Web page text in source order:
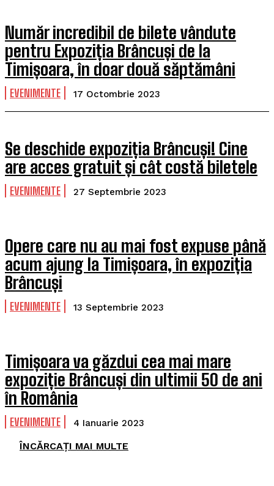
Număr incredibil de bilete vândute
pentru Expoziția Brâncuși de la
Timișoara, în doar două săptămâni
EVENIMENTE 17 Octombrie 2023
Se deschide expoziția Brâncuși! Cine
are acces gratuit și cât costă biletele
EVENIMENTE 27 Septembrie 2023
Opere care nu au mai fost expuse până
acum ajung la Timișoara, în expoziția
Brâncuși
EVENIMENTE 13 Septembrie 2023
Timișoara va găzdui cea mai mare
expoziție Brâncuși din ultimii 50 de ani
în România
EVENIMENTE 4 Ianuarie 2023
ÎNCĂRCAȚI MAI MULTE